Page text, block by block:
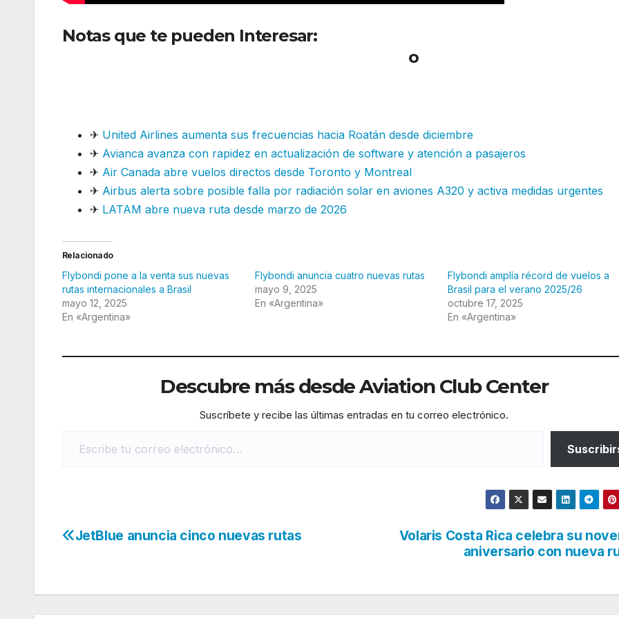
Notas que te pueden Interesar:
o
✈ United Airlines aumenta sus frecuencias hacia Roatán desde diciembre
✈ Avianca avanza con rapidez en actualización de software y atención a pasajeros
✈ Air Canada abre vuelos directos desde Toronto y Montreal
✈ Airbus alerta sobre posible falla por radiación solar en aviones A320 y activa medidas urgentes
✈ LATAM abre nueva ruta desde marzo de 2026
Relacionado
Flybondi pone a la venta sus nuevas
rutas internacionales a Brasil
mayo 12, 2025
En «Argentina»
Flybondi anuncia cuatro nuevas rutas
mayo 9, 2025
En «Argentina»
Flybondi amplía récord de vuelos a
Brasil para el verano 2025/26
octubre 17, 2025
En «Argentina»
Descubre más desde Aviation Club Center
Suscríbete y recibe las últimas entradas en tu correo electrónico.
Navegación
entradas
Volaris Costa Rica celebra su
aniversario con nueva
JetBlue anuncia cinco nuevas rutas